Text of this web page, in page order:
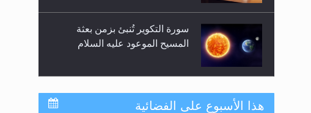
سورة التكوير تُنبئ بزمن بعثة
المسيح الموعود عليه السلام
حقيقة المسيح الدجال
هذا الأسبوع على الفضائية